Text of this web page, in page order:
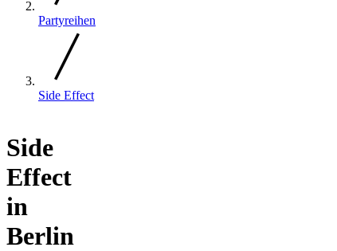
Partyreihen
Side Effect
Side
Effect
in
Berlin